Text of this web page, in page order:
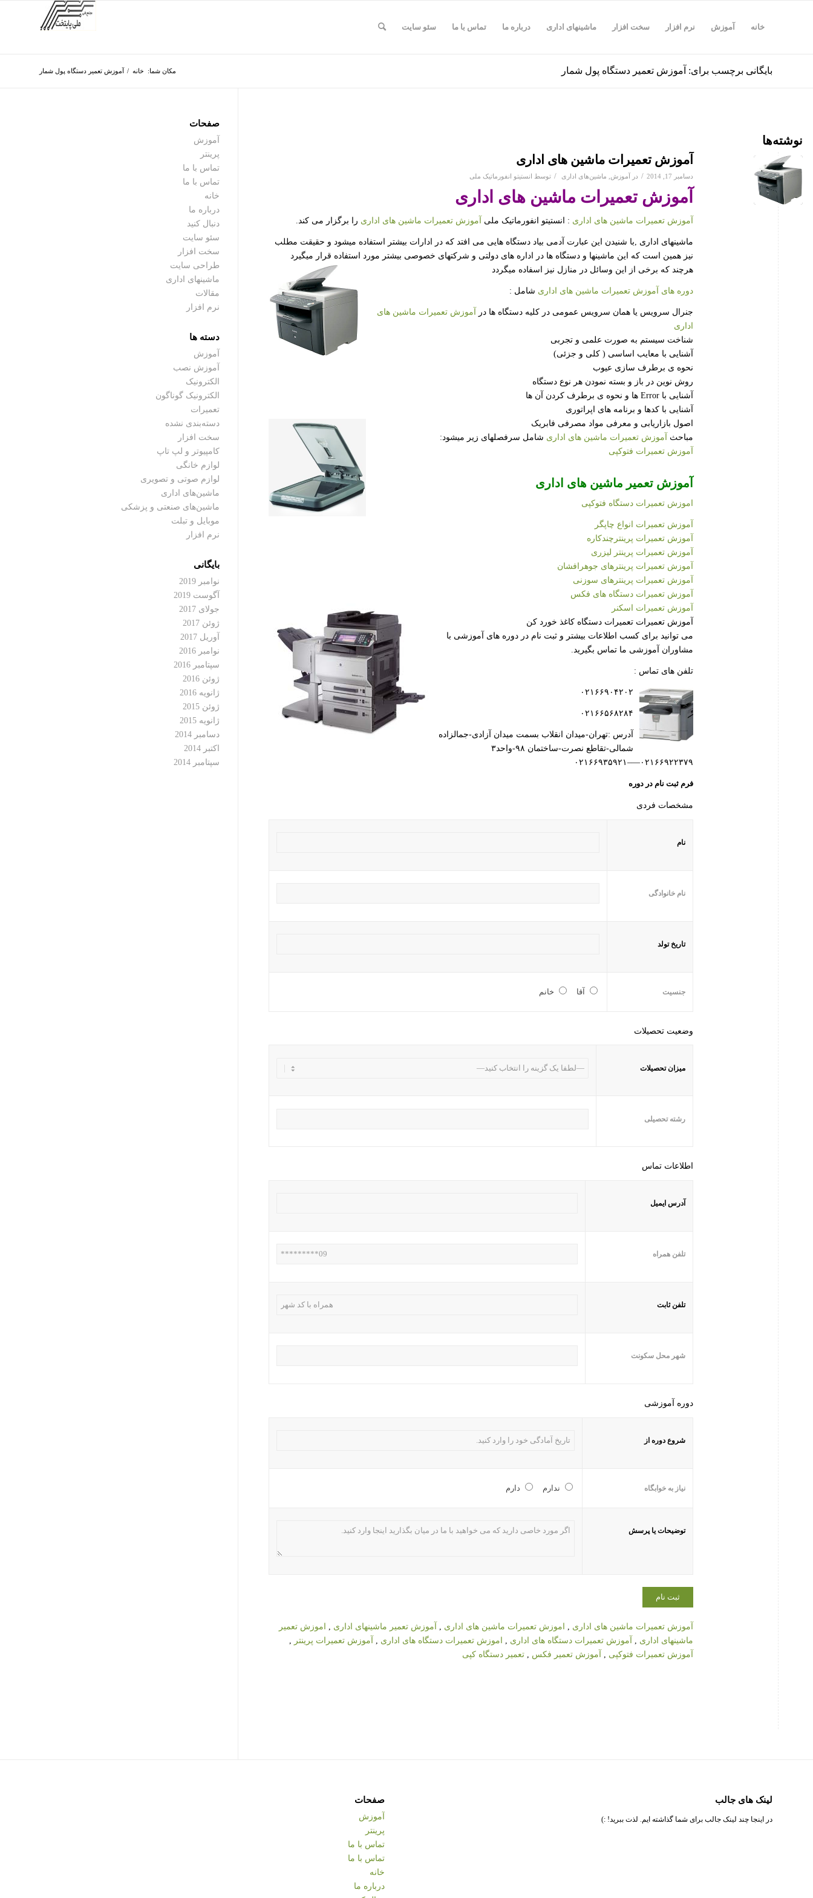
خانه آموزش نرم افزار سخت افزار ماشینهای اداری درباره ما تماس با ما سئو سایت
بایگانی برچسب برای: آموزش تعمیر دستگاه پول شمار مکان شما: خانه / آموزش تعمیر دستگاه پول شمار
نوشته‌ها
آموزش تعمیرات ماشین های اداری
دسامبر 17, 2014 / در آموزش ماشین‌های اداری / توسط انستیتو انفورماتیک ملی
آموزش تعمیرات ماشین های اداری
آموزش تعمیرات ماشین های اداری : انستیتو انفورماتیک ملی آموزش تعمیرات ماشین های اداری را برگزار می کند.
ماشینهای اداری ,با شنیدن این عبارت آدمی بیاد دستگاه هایی می افتد که در ادارات بیشتر استفاده میشود و حقیقت مطلب
نیز همین است که این ماشینها و دستگاه ها در اداره های دولتی و شرکتهای خصوصی بیشتر مورد استفاده قرار میگیرد
هرچند که برخی از این وسائل در منازل نیز اسفاده میگردد
دوره های آموزش تعمیرات ماشین های اداری شامل :
جنرال سرویس یا همان سرویس عمومی در کلیه دستگاه ها در آموزش تعمیرات ماشین های
اداری
شناخت سیستم به صورت علمی و تجربی
آشنایی با معایب اساسی ( کلی و جزئی)
نحوه ی برطرف سازی عیوب
روش نوین در باز و بسته نمودن هر نوع دستگاه
آشنایی با Error ها و نحوه ی برطرف کردن آن ها
آشنایی با کدها و برنامه های اپراتوری
اصول بازاریابی و معرفی مواد مصرفی فابریک
مباحث آموزش تعمیرات ماشین های اداری شامل سرفصلهای زیر میشود:
آموزش تعمیرات فتوکپی
آموزش تعمیر ماشین های اداری
اموزش تعمیرات دستگاه فتوکپی
آموزش تعمیرات انواع چاپگر
آموزش تعمیرات پرینترچندکاره
آموزش تعمیرات پرینتر لیزری
آموزش تعمیرات پرینترهای جوهرافشان
آموزش تعمیرات پرینترهای سوزنی
آموزش تعمیرات دستگاه های فکس
آموزش تعمیرات اسکنر
آموزش تعمیرات تعمیرات دستگاه کاغذ خورد کن
می توانید برای کسب اطلاعات بیشتر و ثبت نام در دوره های آموزشی با
مشاوران آموزشی ما تماس بگیرید.
تلفن های تماس :
۰۲۱۶۶۹۰۴۲۰۲
۰۲۱۶۶۵۶۸۲۸۴
آدرس :تهران-میدان انقلاب بسمت میدان آزادی-جمالزاده
شمالی-تقاطع نصرت-ساختمان ۹۸-واحد۳
۰۲۱۶۶۹۲۲۳۷۹—–۰۲۱۶۶۹۳۵۹۲۱
فرم ثبت نام در دوره
مشخصات فردی
نام
نام خانوادگی
تاریخ تولد
جنسیت آقا خانم
وضعیت تحصیلات
میزان تحصیلات
رشته تحصیلی
اطلاعات تماس
آدرس ایمیل
تلفن همراه
تلفن ثابت
شهر محل سکونت
دوره آموزشی
شروع دوره از
نیاز به خوابگاه ندارم دارم
توضیحات یا پرسش
آموزش تعمیرات ماشین های اداری , اموزش تعمیرات ماشین های اداری , آموزش تعمیر ماشینهای اداری ,
اموزش تعمیر
ماشینهای اداری , آموزش تعمیرات دستگاه های اداری , اموزش تعمیرات دستگاه های اداری , آموزش تعمیرات پرینتر ,
آموزش تعمیرات فتوکپی , آموزش تعمیر فکس , تعمیر دستگاه کپی
صفحات
آموزش
پرینتر
تماس با ما
تماس با ما
خانه
درباره ما
دنبال کنید
سئو سایت
سخت افزار
طراحی سایت
ماشینهای اداری
مقالات
نرم افزار
دسته ها
آموزش
آموزش نصب
الکترونیک
الکترونیک گوناگون
تعمیرات
دسته‌بندی نشده
سخت افزار
کامپیوتر و لپ تاپ
لوازم خانگی
لوازم صوتی و تصویری
ماشین‌های اداری
ماشین‌های صنعتی و پزشکی
موبایل و تبلت
نرم افزار
بایگانی
نوامبر 2019
آگوست 2019
جولای 2017
ژوئن 2017
آوریل 2017
نوامبر 2016
سپتامبر 2016
ژوئن 2016
ژانویه 2016
ژوئن 2015
ژانویه 2015
دسامبر 2014
اکتبر 2014
سپتامبر 2014
لینک های جالب
در اینجا چند لینک جالب برای شما گذاشته ایم. لذت ببرید! :)
صفحات
آموزش
پرینتر
تماس با ما
تماس با ما
خانه
درباره ما